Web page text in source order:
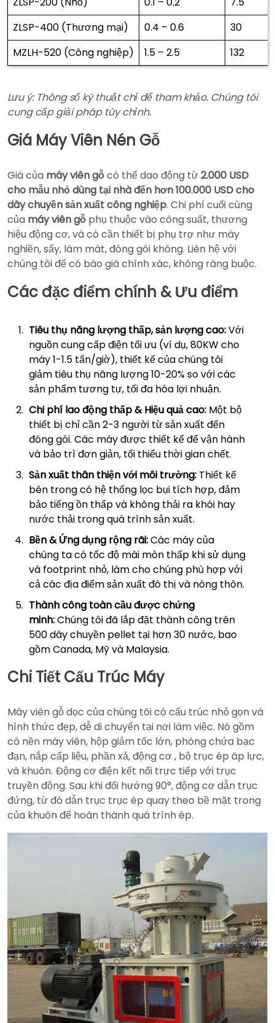
ZLSP-400 (Thương mại)
0.4 – 0.6
30
MZLH-520 (Công nghiệp)
1.5 – 2.5 132
Lưu ý: Thông số kỹ thuật chỉ để tham khảo. Chúng tôi
cung cấp giải pháp tùy chỉnh.
Giá Máy Viên Nén Gỗ
Giá của máy viên gỗcó thể dao động từ2.000 USD
cho mẫu nhỏ dùng tại nhà đến hơn 100.000 USD cho
dây chuyền sản xuất công nghiệp. Chi phí cuối cùng
của máy viên gỗ phụ thuộc vào công suất, thương
hiệu động cơ, và có cần thiết bị phụ trợ như máy
nghiền, sấy, làm mát, đóng gói không. Liên hệ với
chúng tôi để có báo giá chính xác, không ràng buộc.
Các đặc điểm chính & Ưu điểm
Tiêu thụ năng lượng thấp, sản lượng cao:Với
nguồn cung cấp điện tối ưu (ví dụ, 80KW cho
máy 1-1.5 tấn/giờ), thiết kế của chúng tôi
giảm tiêu thụ năng lượng 10-20% so với các
sản phẩm tương tự, tối đa hóa lợi nhuận.
Chi phí lao động thấp & Hiệu quả cao: Một bộ
thiết bị chỉ cần 2-3 người từ sản xuất đến
đóng gói. Các máy được thiết kế để vận hành
và bảo trì đơn giản, tối thiểu thời gian chết.
Sản xuất thân thiện với môi trường: Thiết kế
bên trong có hệ thống lọc bụi tích hợp, đảm
bảo tiếng ồn thấp và không thải ra khói hay
nước thải trong quá trình sản xuất.
Bền & Ứng dụng rộng rãi:Các máy của
chúng ta có tốc độ mài mòn thấp khi sử dụng
và footprint nhỏ, làm cho chúng phù hợp với
cả các địa điểm sản xuất đô thị và nông thôn.
Thành công toàn cầu được chứng
minh:Chúng tôi đã lắp đặt thành công trên
500 dây chuyền pellet tại hơn 30 nước, bao
gồm Canada, Mỹ và Malaysia.
Chi Tiết Cấu Trúc Máy
Máy viên gỗ dọc của chúng tôi có cấu trúc nhỏ gọn và
hình thức đẹp, dễ di chuyển tại nơi làm việc. Nó gồm
có nền máy viên, hộp giảm tốc lớn, phòng chứa bạc
đạn, nắp cấp liệu, phần xả, động cơ , bộ trục ép áp lực,
và khuôn. Động cơ điện kết nối trực tiếp với trục
truyền động. Sau khi đổi hướng 90°, động cơ dẫn trục
đứng, từ đó dẫn trục trục ép quay theo bề mặt trong
của khuôn để hoàn thành quá trình ép.